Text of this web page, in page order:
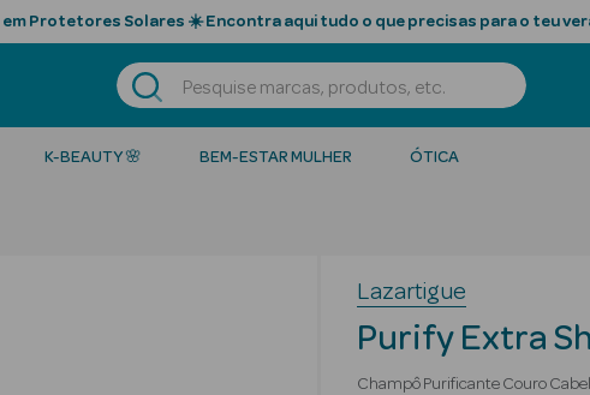
em Protetores Solares ☀️ Encontra aqui tudo o que precisas para o teu
K-BEAUTY 🌸 BEM-ESTAR MULHER ÓTICA
Lazartigue
Purify Extra
Champô Purificante Couro